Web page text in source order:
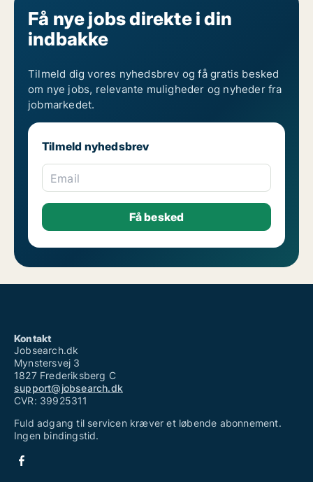
Få nye jobs direkte i din
indbakke
Tilmeld dig vores nyhedsbrev og få gratis besked
om nye jobs, relevante muligheder og nyheder fra
jobmarkedet.
Tilmeld nyhedsbrev
Email
Kontakt
Jobsearch.dk
Mynstersvej 3
1827 Frederiksberg C
support@jobsearch.dk
CVR: 39925311
Fuld adgang til servicen kræver et løbende abonnement.
Ingen bindingstid.